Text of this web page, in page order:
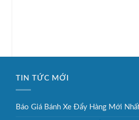
TIN TỨC MỚI
Báo Giá Bánh Xe Đẩy Hàng Mới